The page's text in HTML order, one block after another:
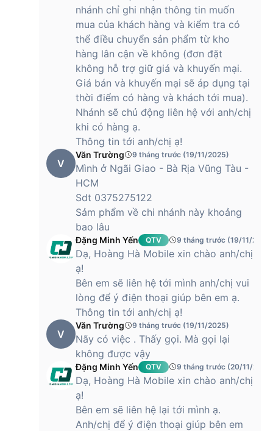
hoàn hảo giữa công nghệ tiên tiến và thiết kế thẩm mỹ, đáp
ứng tốt nhu cầu giải trí đa phương tiện cũng như làm việc
của người dùng hiện đại.
Hiệu năng của Xiaomi 14T Pro vượt trội với
con chip hiện đại
Sản phẩm được trang bị con chip MediaTek Dimensity
9300+, mang đến hiệu năng ấn tượng trong phân khúc tầm
trung. Con chip này được xây dựng trên tiến trình 4nm tiên
tiến, không chỉ tiết kiệm năng lượng mà còn đảm bảo sức
mạnh xử lý vượt trội. Do đó, 9300+ dễ dàng đáp ứng mọi tác
vụ hàng ngày, từ lướt web, xem video đến chơi game.
GPU Immortalis-G720 MC12 tích hợp trong con chip cũng
góp phần đáng kể vào trải nghiệm đồ họa mượt mà. Người
dùng có thể thoải mái chiến các tựa game phổ biến ở mức
cài đặt đồ họa cao mà không gặp phải tình trạng giật lag.
Thậm chí, với một số tựa game nặng, Dimensity 9300+ vẫn
cho phép chơi ở mức cài đặt trung bình với tốc độ khung
Nhìn chung, Xiaomi 14T Pro với con chip MediaTek Dimensity
9300+ là một lựa chọn đáng giá cho những người dùng tìm
kiếm hiệu năng mạnh mẽ, khả năng xử lý đồ họa tốt trong
một chiếc điện thoại tầm trung.
Camera Xiaomi 14T Pro tích hợp cảm biến ảnh
tiên tiến
Chiếc điện thoại này đã tạo nên một bước tiến đáng kể trong
lĩnh vực nhiếp ảnh di động, đặc biệt với sự kết hợp hoàn hảo
giữa thấu kính quang học Leica Summilux danh tiếng và cảm
nhánh chỉ ghi nhận thông tin muốn
mua của khách hàng và kiểm tra có
thể điều chuyển sản phẩm từ kho
hàng lân cận về không (đơn đặt
không hỗ trợ giữ giá và khuyến mại.
Giá bán và khuyến mại sẽ áp dụng tại
thời điểm có hàng và khách tới mua).
Nhánh sẽ chủ động liên hệ với anh/chị
khi có hàng ạ.
Thông tin tới anh/chị ạ!
V
Văn Trường 9 tháng trước (19/11/2025)
Mình ở Ngãi Giao - Bà Rịa Vũng Tàu -
HCM
Sdt 0375275122
Sảm phẩm về chi nhánh này khoảng
bao lâu
Đặng Minh Yến QTV 9 tháng trước (19/11/2025)
Dạ, Hoàng Hà Mobile xin chào anh/chị
ạ!
Bên em sẽ liên hệ tới mình anh/chị vui
lòng để ý điện thoại giúp bên em ạ.
Thông tin tới anh/chị ạ!
V
Văn Trường 9 tháng trước (19/11/2025)
Nãy có việc . Thấy gọi. Mà gọi lại
không được vậy
Đặng Minh Yến QTV 9 tháng trước (20/11/
Dạ, Hoàng Hà Mobile xin chào anh/chị
ạ!
Bên em sẽ liên hệ lại tới mình ạ.
Anh/chị để ý điện thoại giúp bên em